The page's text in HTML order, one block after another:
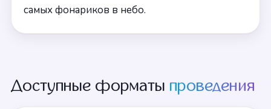
самых фонариков в небо.
Доступные форматы проведения